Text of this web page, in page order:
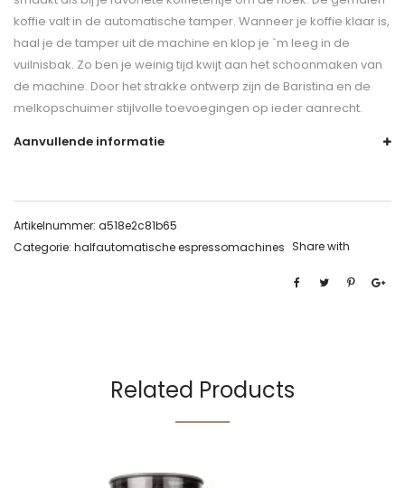
koffie valt in de automatische tamper. Wanneer je koffie klaar is,
haal je de tamper uit de machine en klop je `m leeg in de
vuilnisbak. Zo ben je weinig tijd kwijt aan het schoonmaken van
de machine. Door het strakke ontwerp zijn de Baristina en de
melkopschuimer stijlvolle toevoegingen op ieder aanrecht.
Aanvullende informatie
Artikelnummer: a518e2c81b65
Categorie: halfautomatische espressomachines Share with
Related Products